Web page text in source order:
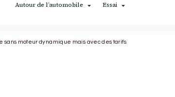
Autour de l’automobile Essai
sans moteur dynamique mais avec des tarifs